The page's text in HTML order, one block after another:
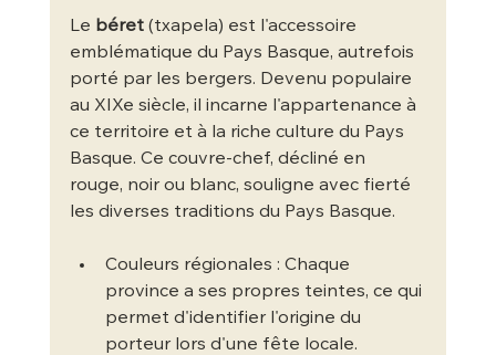
Le béret (txapela) est l'accessoire
emblématique du Pays Basque, autrefois
porté par les bergers. Devenu populaire
au XIXe siècle, il incarne l'appartenance à
ce territoire et à la riche culture du Pays
Basque. Ce couvre-chef, décliné en
rouge, noir ou blanc, souligne avec fierté
les diverses traditions du Pays Basque.
Couleurs régionales : Chaque
province a ses propres teintes, ce qui
permet d'identifier l'origine du
porteur lors d'une fête locale.